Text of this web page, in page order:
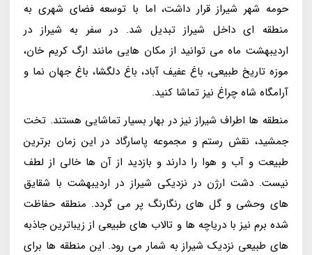
حومه شهر شیراز قرار داشت، اما با توسعه فضای شهری به
منطقه ای داخل شیراز تبدیل شد. در سفر به شیراز در
اردیبهشت ماه می توانید از مکان هایی مانند ارگ کریم خان،
موزه تاریخ طبیعی، باغ عفیف آباد، باغ دلگشا، باغ جهان نما و
آرامگاه شاه چراغ نیز تماشا کنید.
منطقه ها اطراف شیراز نیز در بهار بسیار تماشایی هستند. تخت
جمشید، نقش رستم و مجموعه پاسارگاد در این زمان برترین
طبیعت و آب و هوا را دارند و بازدید از آن ها خالی از لطف
نیست. دشت ارژن در نزدیکی شیراز در اردیبهشت با شقایق
های وحشی و گل های رنگارنگ پر می گردد. منطقه حفاظت
شده برم نیز با دریاچه ها و تالاب های طبیعی از زیباترین جاذبه
های طبیعی نزدیک شیراز به شمار می رود. این منطقه ها برای